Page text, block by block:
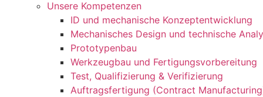
Unsere Kompetenzen
ID und mechanische Konzeptentwicklung
Mechanisches Design und technische
Prototypenbau
Werkzeugbau und Fertigungsvorbereitung
Test, Qualifizierung & Verifizierung
Auftragsfertigung (Contract